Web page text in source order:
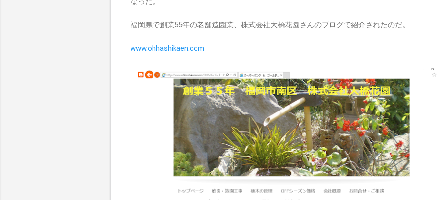
福岡県で創業55年の老舗造園業、株式会社大橋花園さんのブログで紹介されたのだ。
www.ohhashikaen.com